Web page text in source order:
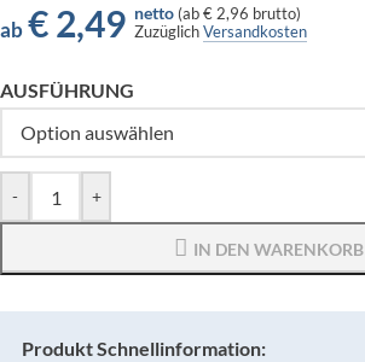
ab €2,49 netto (ab€ 2,96 brutto)
ZuzüglichVersandkosten
AUSFÜHRUNG
- +
IN DEN WARENKORB
Produkt Schnellinformation: